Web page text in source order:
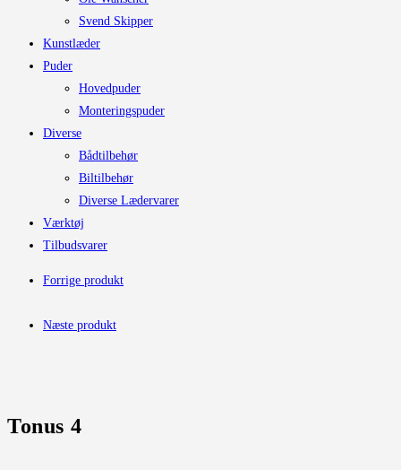
Svend Skipper
Kunstlæder
Puder
Hovedpuder
Monteringspuder
Diverse
Bådtilbehør
Biltilbehør
Diverse Lædervarer
Værktøj
Tilbudsvarer
Forrige produkt
Næste produkt
Tonus 4